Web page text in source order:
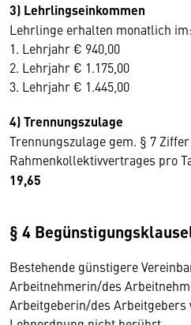
3) Lehrlingseinkommen
Lehrlinge erhalten monatlich im:
1. Lehrjahr € 940,00
2. Lehrjahr € 1.175,00
3. Lehrjahr € 1.445,00
4) Trennungszulage
Trennungszulage gem. § 7 Ziffer
Rahmenkollektivvertrages pro
19,65
§ 4
Bestehende günstigere
Arbeitnehmerin/des
Arbeitgeberin/des Arbeitgebers